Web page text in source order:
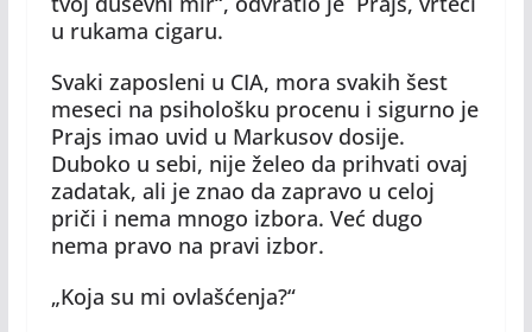
u rukama cigaru.
Svaki zaposleni u CIA, mora svakih šest
meseci na psihološku procenu i sigurno je
Prajs imao uvid u Markusov dosije.
Duboko u sebi, nije želeo da prihvati ovaj
zadatak, ali je znao da zapravo u celoj
priči i nema mnogo izbora. Već dugo
nema pravo na pravi izbor.
„Koja su mi ovlašćenja?“